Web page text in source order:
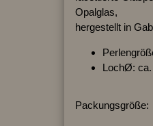
Opalglas,
hergestellt in
LochØ:
Packungsgröße: